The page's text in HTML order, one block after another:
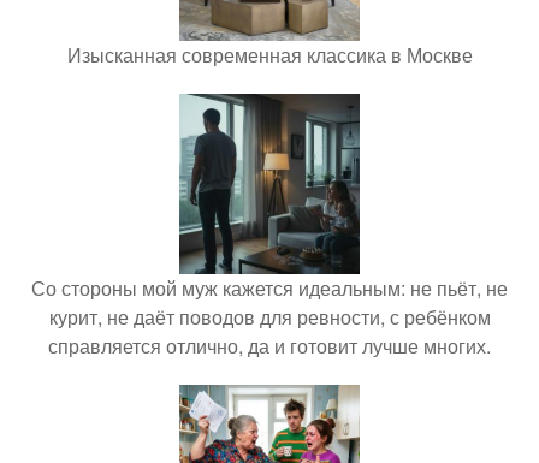
Изысканная современная классика в Москве
Со стороны мой муж кажется идеальным: не пьёт, не
курит, не даёт поводов для ревности, с ребёнком
справляется отлично, да и готовит лучше многих.